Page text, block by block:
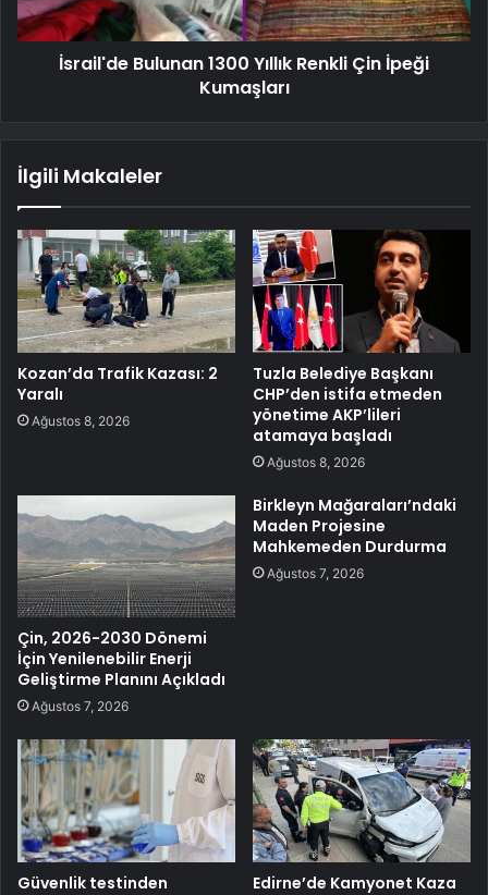
İsrail'de Bulunan 1300 Yıllık Renkli Çin İpeği
Kumaşları
İlgili Makaleler
Kozan’da Trafik Kazası: 2
Yaralı
Ağustos 8, 2026
Tuzla Belediye Başkanı
CHP’den istifa etmeden
yönetime AKP’lileri
atamaya başladı
Ağustos 8, 2026
Çin, 2026-2030 Dönemi
İçin Yenilenebilir Enerji
Geliştirme Planını Açıkladı
Ağustos 7, 2026
Birkleyn Mağaraları’ndaki
Maden Projesine
Mahkemeden Durdurma
Ağustos 7, 2026
Güvenlik testinden
Edirne’de Kamyonet Kaza